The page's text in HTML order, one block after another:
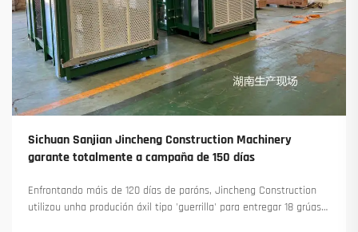
Sichuan Sanjian Jincheng Construction Machinery
garante totalmente a campaña de 150 días
Enfrontando máis de 120 días de paróns, Jincheng Construction
utilizou unha produción áxil tipo 'guerrilla' para entregar 18 grúas